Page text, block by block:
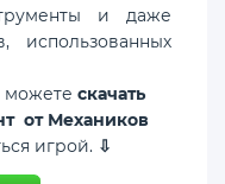
и даже
использованных
можете скачать
от Механиков
игрой. ⇩